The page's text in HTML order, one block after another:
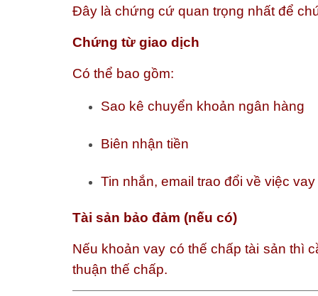
Đây là chứng cứ quan trọng nhất để
Chứng từ giao dịch
Có thể bao gồm:
Sao kê chuyển khoản ngân hàng
Biên nhận tiền
Tin nhắn, email trao đổi về việc vay
Tài sản bảo đảm (nếu có)
Nếu khoản vay có thế chấp tài sản thì
thuận thế chấp.